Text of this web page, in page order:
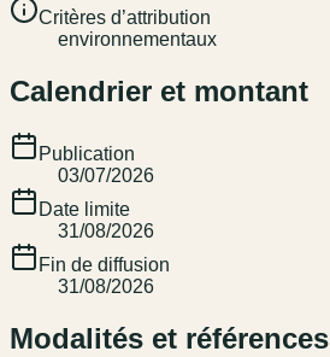
Critères d’attribution
environnementaux
Calendrier et montant
Publication
03/07/2026
Date limite
31/08/2026
Fin de diffusion
31/08/2026
Modalités et références